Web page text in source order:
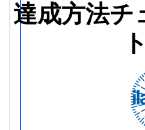
達成方法チ
ト